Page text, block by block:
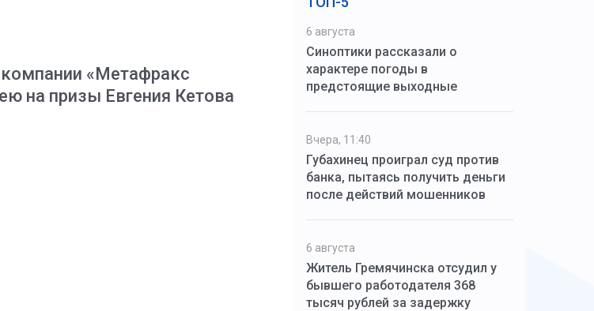
«Метафракс
на призы Евгения Кетова
6 августа
Синоптики рассказали о
характере погоды в
предстоящие выходные
Вчера, 11:40
Губахинец проиграл суд против
банка, пытаясь получить деньги
после действий мошенников
6 августа
Житель Гремячинска отсудил у
бывшего работодателя 368
тысяч рублей за задержку